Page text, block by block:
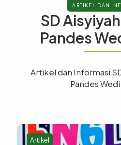
ARTIKEL DAN
SD
Pandes
Artikel dan Informasi
Pandes
Artikel